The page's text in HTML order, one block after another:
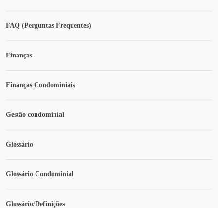
FAQ (Perguntas Frequentes)
Finanças
Finanças Condominiais
Gestão condominial
Glossário
Glossário Condominial
Glossário/Definições